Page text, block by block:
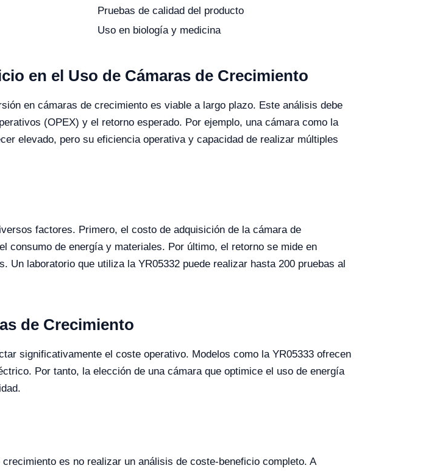
Pruebas de calidad del producto
Uso en biología y medicina
en el Uso de Cámaras de Crecimiento
en cámaras de crecimiento es viable a largo plazo. Este análisis debe
(OPEX) y el retorno esperado. Por ejemplo, una cámara como la
elevado, pero su eficiencia operativa y capacidad de realizar múltiples
factores. Primero, el costo de adquisición de la cámara de
consumo de energía y materiales. Por último, el retorno se mide en
laboratorio que utiliza la YR05332 puede realizar hasta 200 pruebas al
de Crecimiento
significativamente el coste operativo. Modelos como la YR05333 ofrecen
Por tanto, la elección de una cámara que optimice el uso de energía
es no realizar un análisis de coste-beneficio completo. A